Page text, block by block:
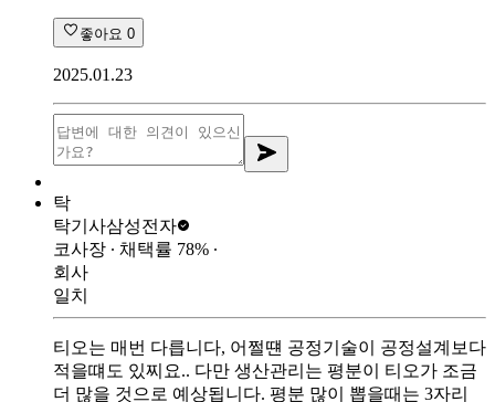
좋아요 0
2025.01.23
탁
탁기사삼성전자
코사장 ∙ 채택률 78% ∙
회사
일치
티오는 매번 다릅니다, 어쩔떈 공정기술이 공정설계보다
적을떄도 있찌요.. 다만 생산관리는 평분이 티오가 조금
더 많을 것으로 예상됩니다. 평분 많이 뽑을때는 3자리